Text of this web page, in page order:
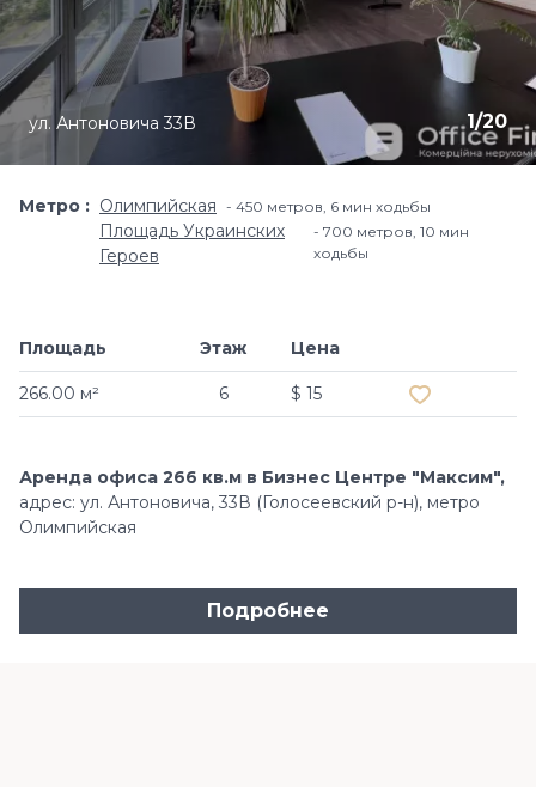
1/20
ул. Антоновича 33В
Метро Олимпийская 450 метров, 6 мин ходьбы
Площадь Украинских
Героев
700 метров, 10 мин
ходьбы
Площадь
266.00 м²
Этаж
6
Цена
$ 15
Аренда офиса 266 кв.м в Бизнес Центре "Максим",
адрес: ул. Антоновича, 33В (Голосеевский р-н), метро
Олимпийская
Подробнее